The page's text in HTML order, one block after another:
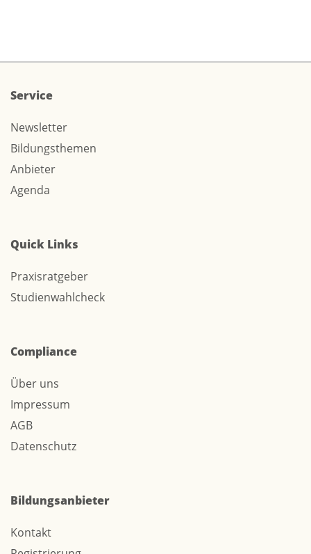
Service
Newsletter
Bildungsthemen
Anbieter
Agenda
Quick Links
Praxisratgeber
Studienwahlcheck
Compliance
Über uns
Impressum
AGB
Datenschutz
Bildungsanbieter
Kontakt